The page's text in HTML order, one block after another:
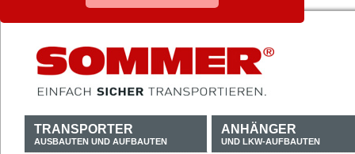
TRANSPORTER
AUSBAUTEN UND AUFBAUTEN
ANHÄNGER
UND LKW-AUFBAUTEN